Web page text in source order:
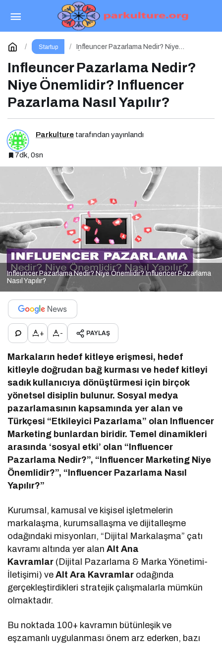
Startup
Infleuncer Pazarlama Nedir? Niye
Yapılır?
Infleuncer Pazarlama Nedir?
Niye Önemlidir? Influencer
Pazarlama Nasıl Yapılır?
Parkulture tarafından yayınlandı
7dk, 0sn
Infleuncer Pazarlama Nedir? Niye Önemlidir? Influencer Pazarlama
Nasıl Yapılır?
+ - PAYLAŞ
Markaların hedef kitleye erişmesi, hedef
kitleyle doğrudan bağ kurması ve hedef kitleyi
sadık kullanıcıya dönüştürmesi için birçok
yönetsel disiplin bulunur. Sosyal medya
pazarlamasının kapsamında yer alan ve
Türkçesi “Etkileyici Pazarlama” olan Influencer
Marketing bunlardan biridir. Temel dinamikleri
arasında ‘sosyal etki’ olan “Influencer
Pazarlama Nedir?”, “Influencer Marketing Niye
Önemlidir?”, “Influencer Pazarlama Nasıl
Yapılır?”
Kurumsal, kamusal ve kişisel işletmelerin
markalaşma, kurumsallaşma ve dijitalleşme
odağındaki misyonları, “Dijital Markalaşma” çatı
kavramı altında yer alanAlt Ana
Kavramlar (Dijital Pazarlama & Marka Yönetimi-
İletişimi) veAlt Ara Kavramlar odağında
gerçekleştirdikleri stratejik çalışmalarla mümkün
olmaktadır.
Bu noktada 100+ kavramın bütünleşik ve
eşzamanlı uygulanması önem arz ederken, bazı
Büyüme Pazarlaması Nedir? Niye Önemlidir?
Growht Marketıng Nasıl Yapılır?
Yorum Yap